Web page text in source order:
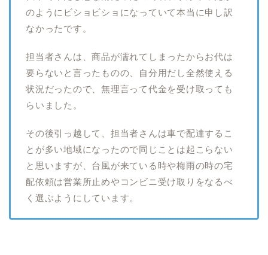
のようにビショビショになっていて本当に申し訳
なかったです。
担当者さんは、商品が濡れてしまったからお代は
要らないと言ったものの、自分用だし全然使える
状況だったので、無理言って代金を受け取っても
らいました。
その後引っ越して、担当者さんは車で配達するこ
とが多い地域になったので同じことは起こらない
と思いますが、台風が来ている時や梅雨の時の宅
配依頼は営業所止めやコンビニ受け取りをなるべ
く選ぶようにしています。